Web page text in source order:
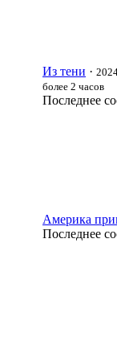
Из тени ·
более 2 часов
Последнее
Америка
Последнее